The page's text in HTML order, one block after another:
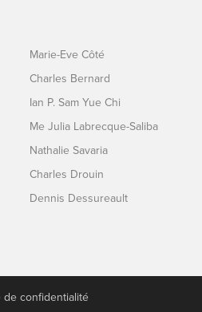
Marie-Eve Côté
Charles Bernard
Ian P. Sam Yue Chi
Me Julia Labrecque-Saliba
Nathalie Savaria
Charles Drouin
Dennis Dessureault
de confidentialité